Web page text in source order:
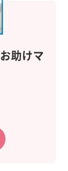
お助けマ